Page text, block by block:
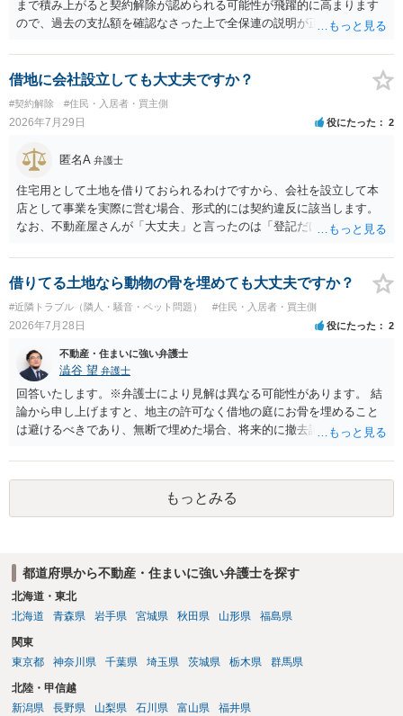
まで積み上がると契約解除が認められる可能性が飛躍的に高まります
ので、過去の支払額を確認なさった上で全保連の説明が正しければ、
た理由は気になるところですが、中身のある返答は期待できないと思
います。
借地に会社設立しても大丈夫ですか？
#契約解除 #住民・入居者・買主側
2026年7月29日 役にたった 2
匿名A 弁護士
住宅用として土地を借りておられるわけですから、会社を設立して本
店として事業を実際に営む場合、形式的には契約違反に該当します。
なお、不動産屋さんが「大丈夫」と言ったのは「登記だけなら実務上
れますが、これは法的な保証ではありません。 ただ、解除まで認めら
れるかどうかについては信頼関係が破壊されたかどうかで判断されま
すので、建物を事務所・店舗用に大きく改築する等までなさらない限
り、リスクはそれほど大きくないかもしれません。 しかしそれでも、
大家さんが契約違反を口実に、将来の更新時に更新料の上乗せを要求
したり、立ち退きを迫る材料に使ったりする可能性は否定できませ
ん。
借りてる土地なら動物の骨を埋めても大丈夫ですか？
#近隣トラブル（隣人・騒音・ペット問題） #住民・入居者・買主側
2026年7月28日 役にたった 2
不動産・住まいに強い弁護士
澁谷 望 弁護士
回答いたします。※弁護士により見解は異なる可能性があります。 結
論から申し上げますと、地主の許可なく借地の庭にお骨を埋めること
は避けるべきであり、無断で埋めた場合、将来的に撤去請求や退去時
上、自分のペットの遺骨を埋める行為自体は墓地埋葬法違反や不法投
棄には該当しないため、犯罪になるわけではありません。しかし、建
物の所有者は質問者様であっても、土地の所有権はあくまで地主にあ
ります。そのため、地主に無断でお骨を埋める行為は、他人の所有権
事前に地主へ相談して許可を得るか、土地に直接埋めずに大きめの鉢
植え等で供養する「プランター葬」や、ペット霊園等への納骨を検討
されるのが確実かと思います。
もっとみる
都道府県から不動産・住まいに強い弁護士を探す
北海道・東北
北海道
青森県 岩手県 宮城県 秋田県 山形県 福島県
関東
東京都
神奈川県 千葉県 埼玉県 茨城県 栃木県 群馬県
北陸・甲信越
新潟県
長野県 山梨県 石川県 富山県 福井県